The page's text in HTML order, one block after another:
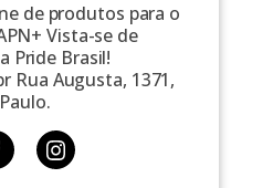
de produtos para o
Vista-se de
Pride Brasil!
Rua Augusta, 1371,